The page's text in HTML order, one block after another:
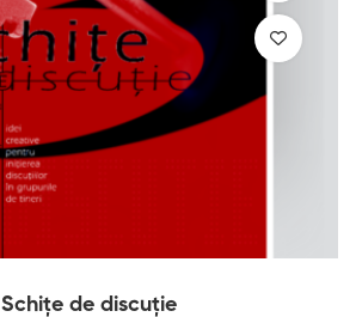
Schițe de discuție